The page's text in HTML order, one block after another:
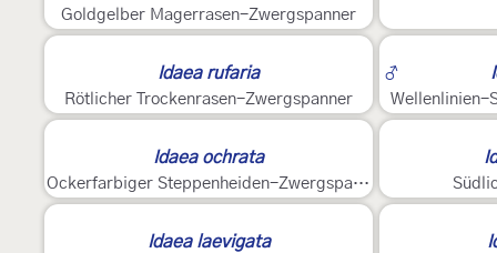
Goldgelber Magerrasen-Zwergspanner
Idaea rufaria
Rötlicher Trockenrasen-Zwergspanner
♂
Wellenlinien-
Idaea ochrata
Ockerfarbiger Steppenheiden-Zwergspanner
Idaea laevigata